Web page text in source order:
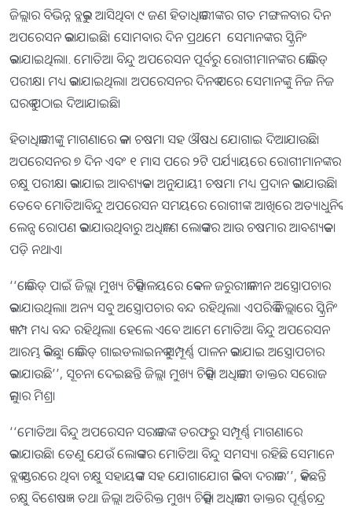
ଜିଲ୍ଲାର ବିଭିନ୍ନ ବ୍ଲକରୁ ଆସିଥିବା ୯ ଜଣ ହିତାଧିକାରୀଙ୍କର ଗତ ମଙ୍ଗଳବାର ଦିନ
ଅପରେସନ କରାଯାଇଛି। ସୋମବାର ଦିନ ପ୍ରଥମେ ସେମାନଙ୍କର ସ୍କ୍ରିନିଂ
କରାଯାଇଥିଲା।. ମୋତିଆ ବିନ୍ଦୁ ଅପରେସନ ପୂର୍ବରୁ ରୋଗୀମାନଙ୍କର କୋଭିଡ୍‌
ପରୀକ୍ଷା ମଧ୍ୟ କରାଯାଇଥିଲା। ଅପରେସନର ଦିନକ ପରେ ସେମାନଙ୍କୁ ନିଜ ନିଜ
ଘରକୁ ପଠାଇ ଦିଆଯାଇଛି।
ହିତାଧିକାରୀଙ୍କୁ ମାଗଣାରେ କଳା ଚଷମା ସହ ଔଷଧ ଯୋଗାଇ ଦିଆଯାଉଛି।
ଅପରେସନର ୭ ଦିନ ଏବଂ ୧ ମାସ ପରେ ୨ଟି ପର୍ଯ୍ୟାୟରେ ରୋଗୀମାନଙ୍କର
ଚକ୍ଷୁ ପରୀକ୍ଷା କରାଯାଇ ଆବଶ୍ୟକତା ଅନୁଯାୟୀ ଚଷମା ମଧ୍ୟ ପ୍ରଦାନ କରାଯାଉଛି।
ତେବେ ମୋତିଆବିନ୍ଦୁ ଅପରେସନ ସମୟରେ ରୋଗୀଙ୍କ ଆଖିରେ ଅତ୍ୟାଧୁନିକ
ଲେନ୍ସ ରୋପଣ କରାଯାଉଥିବାରୁ ଅଧିକାଂଶ ଲୋକଙ୍କର ଆଉ ଚଷମାର ଆବଶ୍ୟକତା
ପଡ଼ି ନଥାଏ।
‘‘କୋଭିଡ୍‌ ପାଇଁ ଜିଲ୍ଲା ମୁଖ୍ୟ ଚିକିତ୍ସାଳୟରେ କେବଳ ଜରୁରୀକାଳୀନ ଅସ୍ତ୍ରୋପଚାର
କରାଯାଉଥିଲା। ଅନ୍ୟ ସବୁ ଅସ୍ତ୍ରୋପଚାର ବନ୍ଦ ରହିଥିଲା। ଏପରିକି ଜିଲ୍ଲାରେ ସ୍କ୍ରିନିଂ
କ୍ୟାମ୍ପ ମଧ୍ୟ ବନ୍ଦ ରହିଥିଲା। ହେଲେ ଏବେ ଆମେ ମୋତିଆ ବିନ୍ଦୁ ଅପରେସନ
ଆରମ୍ଭ କରିଛୁ। କୋଭିଡ୍‌ ଗାଇଡଲାଇନକୁ ସମ୍ପୂର୍ଣ୍ଣ ପାଳନ କରାଯାଇ ଅସ୍ତ୍ରୋପଚାର
କରାଯାଉଛି’’, ସୂଚନା ଦେଇଛନ୍ତି ଜିଲ୍ଲା ମୁଖ୍ୟ ଚିକିତ୍ସା ଅଧିକାରୀ ଡାକ୍ତର ସରୋଜ
କୁମାର ମିଶ୍ର।
‘‘ମୋତିଆ ବିନ୍ଦୁ ଅପରେସନ ସରକାରଙ୍କ ତରଫରୁ ସମ୍ପୂର୍ଣ୍ଣ ମାଗଣାରେ
କରାଯାଉଛି। ତେଣୁ ଯେଉଁ ଲୋକଙ୍କର ମୋତିଆ ବିନ୍ଦୁ ସମସ୍ୟା ରହିଛି ସେମାନେ
ବ୍ଲକ ସ୍ତରରେ ଥିବା ଚକ୍ଷୁ ସହାୟକଙ୍କ ସହ ଯୋଗାଯୋଗ କରିବା ଦରକାର’’, କହିଛନ୍ତି
ଚକ୍ଷୁ ବିଶେଷଜ୍ଞ ତଥା ଜିଲ୍ଲା ଅତିରିକ୍ତ ମୁଖ୍ୟ ଚିକିତ୍ସା ଅଧିକାରୀ ଡାକ୍ତର ପୂର୍ଣ୍ଣଚନ୍ଦ୍ର